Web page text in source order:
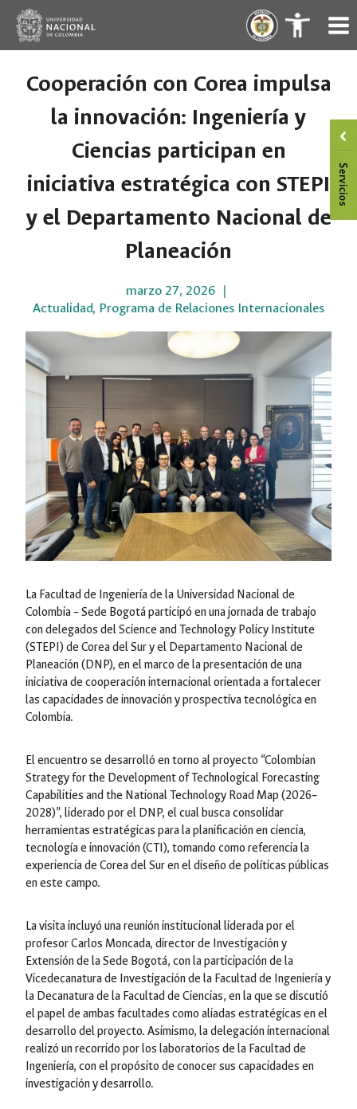
Saltar
contenido
. .
Cooperación con Corea impulsa
la innovación: Ingeniería y
Ciencias participan en
iniciativa estratégica con STEPI
y el Departamento Nacional de
Planeación
marzo 27, 2026
Actualidad, Programa de Relaciones Internacionales
La Facultad de Ingeniería de la Universidad Nacional de
Colombia – Sede Bogotá participó en una jornada de trabajo
con delegados del Science and Technology Policy Institute
(STEPI) de Corea del Sur y el Departamento Nacional de
Planeación (DNP), en el marco de la presentación de una
iniciativa de cooperación internacional orientada a fortalecer
las capacidades de innovación y prospectiva tecnológica en
Colombia.
El encuentro se desarrolló en torno al proyecto “Colombian
Strategy for the Development of Technological Forecasting
Capabilities and the National Technology Road Map (2026–
2028)”, liderado por el DNP, el cual busca consolidar
herramientas estratégicas para la planificación en ciencia,
tecnología e innovación (CTI), tomando como referencia la
experiencia de Corea del Sur en el diseño de políticas públicas
en este campo.
La visita incluyó una reunión institucional liderada por el
profesor Carlos Moncada, director de Investigación y
Extensión de la Sede Bogotá, con la participación de la
Vicedecanatura de Investigación de la Facultad de Ingeniería y
la Decanatura de la Facultad de Ciencias, en la que se discutió
el papel de ambas facultades como aliadas estratégicas en el
desarrollo del proyecto. Asimismo, la delegación internacional
realizó un recorrido por los laboratorios de la Facultad de
Ingeniería, con el propósito de conocer sus capacidades en
investigación y desarrollo.